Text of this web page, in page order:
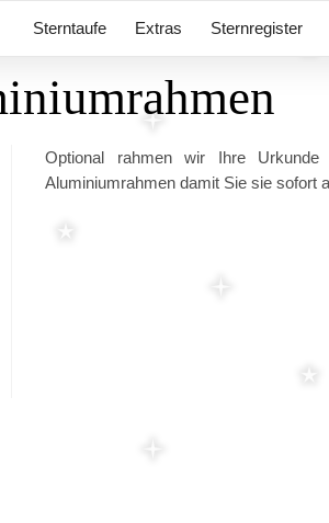
Sterntaufe Extras Sternregister
Optional rahmen wir Ihre
Aluminiumrahmen damit Sie sie sofort